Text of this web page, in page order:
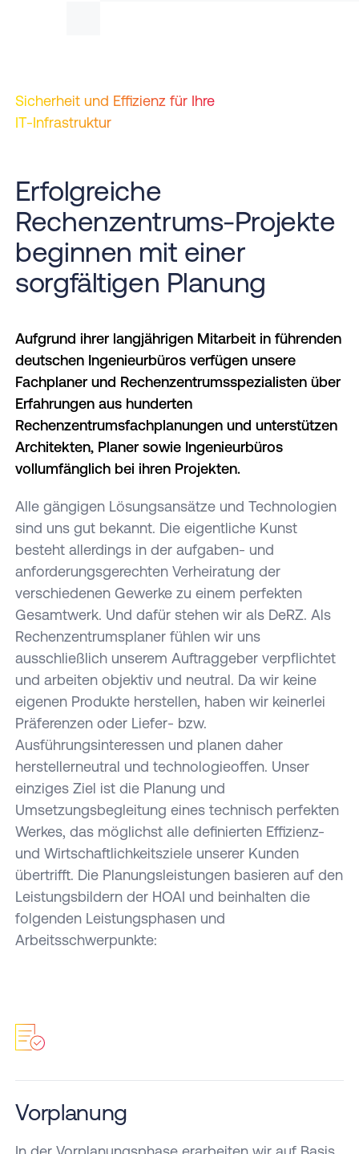
bis zum
Sicherheit und Effizienz für Ihre
IT-Infrastruktur
Erfolgreiche
Rechenzentrums-Projekte
beginnen mit einer
sorgfältigen Planung
Aufgrund ihrer langjährigen Mitarbeit in führenden
deutschen Ingenieurbüros verfügen unsere
Fachplaner und Rechenzentrumsspezialisten über
Erfahrungen aus hunderten
Rechenzentrumsfachplanungen und unterstützen
Architekten, Planer sowie Ingenieurbüros
vollumfänglich bei ihren Projekten.
Alle gängigen Lösungsansätze und Technologien
sind uns gut bekannt. Die eigentliche Kunst
besteht allerdings in der aufgaben- und
anforderungsgerechten Verheiratung der
verschiedenen Gewerke zu einem perfekten
Gesamtwerk. Und dafür stehen wir als DeRZ. Als
Rechenzentrumsplaner fühlen wir uns
ausschließlich unserem Auftraggeber verpflichtet
und arbeiten objektiv und neutral. Da wir keine
eigenen Produkte herstellen, haben wir keinerlei
Präferenzen oder Liefer- bzw.
Ausführungsinteressen und planen daher
herstellerneutral und technologieoffen. Unser
einziges Ziel ist die Planung und
Umsetzungsbegleitung eines technisch perfekten
Werkes, das möglichst alle definierten Effizienz-
und Wirtschaftlichkeitsziele unserer Kunden
übertrifft. Die Planungsleistungen basieren auf den
Leistungsbildern der HOAI und beinhalten die
folgenden Leistungsphasen und
Arbeitsschwerpunkte:
Vorplanung